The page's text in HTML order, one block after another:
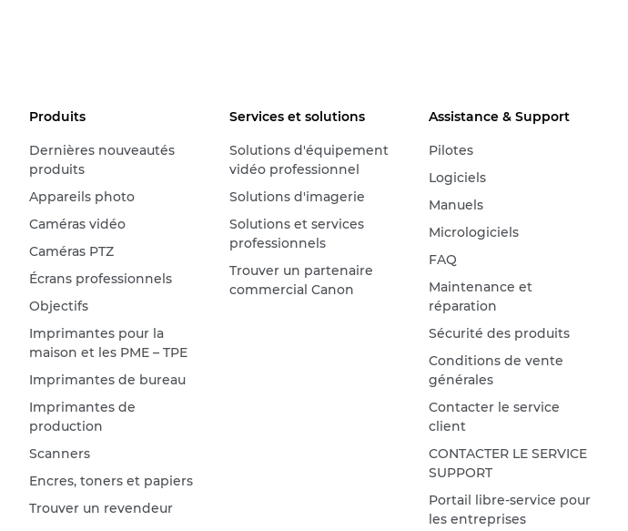
Produits
Dernières nouveautés
produits
Appareils photo
Caméras vidéo
Caméras PTZ
Écrans professionnels
Objectifs
Imprimantes pour la
maison et les PME – TPE
Imprimantes de bureau
Imprimantes de
production
Scanners
Encres, toners et papiers
Trouver un revendeur
Services et solutions
Solutions d'équipement
vidéo professionnel
Solutions d'imagerie
Solutions et services
professionnels
Trouver un partenaire
commercial Canon
Assistance & Support
Pilotes
Logiciels
Manuels
Micrologiciels
FAQ
Maintenance et
réparation
Sécurité des produits
Conditions de vente
générales
Contacter le service
client
CONTACTER LE SERVICE
SUPPORT
Portail libre-service pour
les entreprises